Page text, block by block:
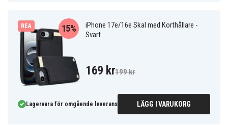
REA
iPhone 17e/16e Skal med Korthållare -
Svart
15%
169 kr199 kr
Lagervara för omgående leverans LÄGG I VARUKORG